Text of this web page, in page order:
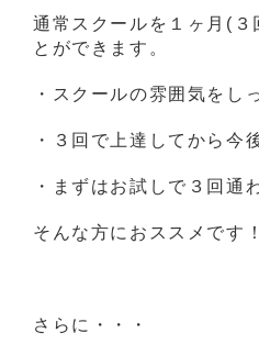
通常スクールを１ヶ月(３
とができます。
・スクールの雰囲気をし
・３回で上達してから今
・まずはお試しで３回通
そんな方におススメです！
さらに・・・